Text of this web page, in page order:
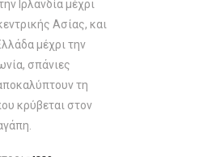
Ιρλανδία μέχρι
Ασίας, και
μέχρι την
σπάνιες
τη
κρύβεται στον